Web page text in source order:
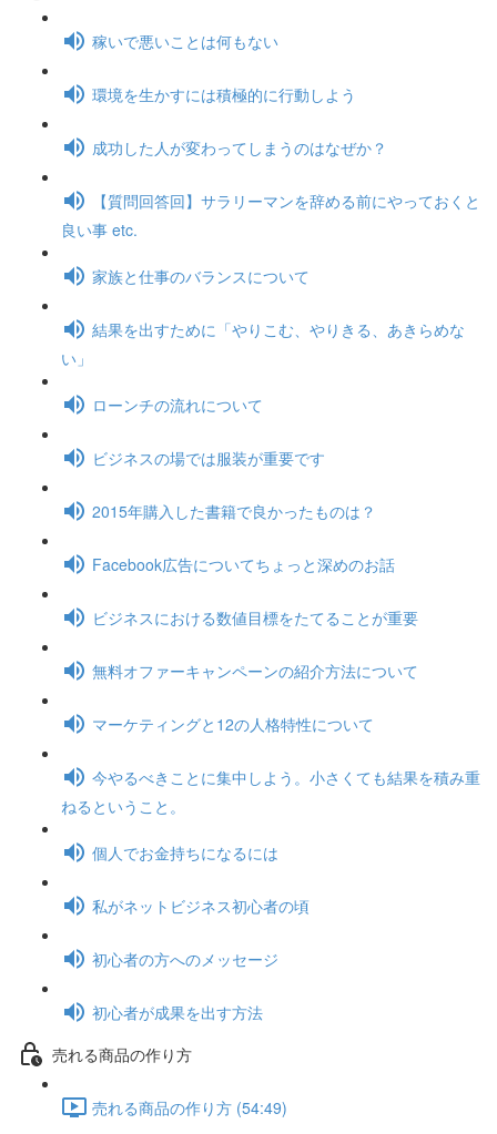
稼いで悪いことは何もない
環境を生かすには積極的に行動しよう
成功した人が変わってしまうのはなぜか？
【質問回答回】サラリーマンを辞める前にやっておくと
良い事 etc.
家族と仕事のバランスについて
結果を出すために「やりこむ、やりきる、あきらめな
い」
ローンチの流れについて
ビジネスの場では服装が重要です
2015年購入した書籍で良かったものは？
Facebook広告についてちょっと深めのお話
ビジネスにおける数値目標をたてることが重要
無料オファーキャンペーンの紹介方法について
マーケティングと12の人格特性について
今やるべきことに集中しよう。小さくても結果を積み重
ねるということ。
個人でお金持ちになるには
私がネットビジネス初心者の頃
初心者の方へのメッセージ
初心者が成果を出す方法
売れる商品の作り方
売れる商品の作り方 (54:49)